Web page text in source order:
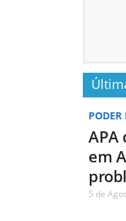
PODER
APA
em
5 de